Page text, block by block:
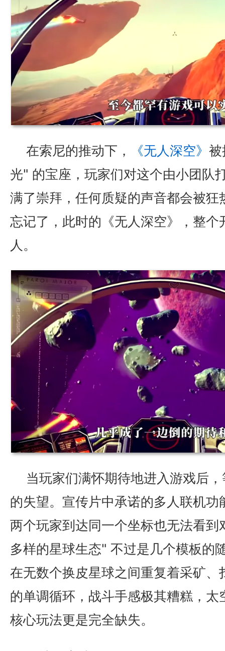
在索尼的推动下， 《无人深空》
光" 的宝座，玩家们对这个由小团队
满了崇拜，任何质疑的声音都会被狂
忘记了， 此时的《无人深空》
，整
人 。
当玩家们满怀期待地进入游戏后
的失望。宣传片中承诺的多人联机功
两个玩家到达同一个坐标也无法看到
多样的星球生态" 不过是几个模板的
在无数个换皮星球之间重复着采矿、
的单调循环，战斗手感极其糟糕，太
核心玩法更是完全缺失。